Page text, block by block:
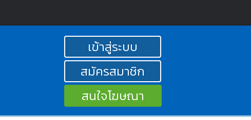
เข้าสู่ระบบ
สมัครสมาชิก
สนใจโฆษณา